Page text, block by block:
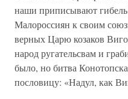
наши приписывают гибель
Малороссиян к своим
верных Царю козаков
народ ругательсвам и
было, но битва
пословицу: «Надул, как